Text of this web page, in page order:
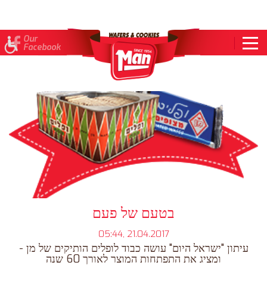
To
open
Our
Facebook News
בטעם של פעם
05:44, 21.04.2017
עיתון "ישראל היום" עושה כבוד לופלים הותיקים של מן -
ומציג את התפתחות המוצר לאורך 60 שנה